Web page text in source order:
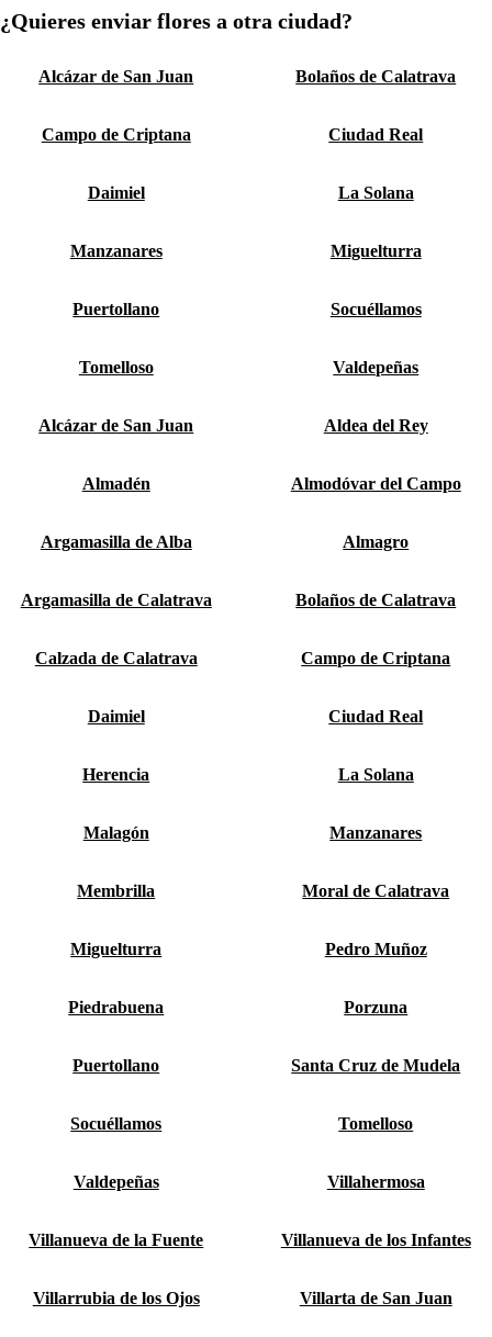
¿Quieres enviar flores a otra ciudad?
Alcázar de San Juan Bolaños de Calatrava
Campo de Criptana Ciudad Real
Daimiel La Solana
Manzanares Miguelturra
Puertollano Socuéllamos
Tomelloso Valdepeñas
Alcázar de San Juan Aldea del Rey
Almadén Almodóvar del Campo
Argamasilla de Alba Almagro
Argamasilla de Calatrava Bolaños de Calatrava
Calzada de Calatrava Campo de Criptana
Daimiel Ciudad Real
Herencia La Solana
Malagón Manzanares
Membrilla Moral de Calatrava
Miguelturra Pedro Muñoz
Piedrabuena Porzuna
Puertollano Santa Cruz de Mudela
Socuéllamos Tomelloso
Valdepeñas Villahermosa
Villanueva de la Fuente Villanueva de los Infantes
Villarrubia de los Ojos Villarta de San Juan